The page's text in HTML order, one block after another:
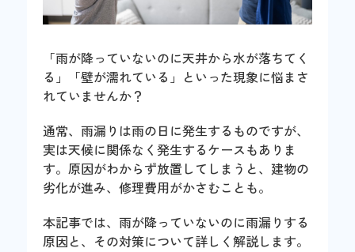
「雨が降っていないのに天井から水が落ちてく
る」「壁が濡れている」といった現象に悩まさ
れていませんか？
通常、雨漏りは雨の日に発生するものですが、
実は天候に関係なく発生するケースもありま
す。原因がわからず放置してしまうと、建物の
劣化が進み、修理費用がかさむことも。
本記事では、雨が降っていないのに雨漏りする
原因と、その対策について詳しく解説します。